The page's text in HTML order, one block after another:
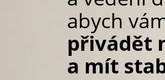
abych
přivádět
a mít